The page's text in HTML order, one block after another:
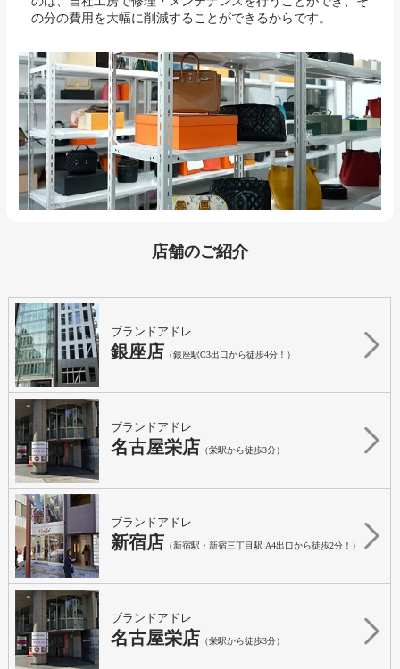
の分の費用を大幅に削減することができるからです。
店舗のご紹介
ブランドアドレ
銀座店 （銀座駅C3出口から徒歩4分！）
ブランドアドレ
名古屋栄店 （栄駅から徒歩3分）
ブランドアドレ
新宿店 （新宿駅・新宿三丁目駅 A4出口から徒歩2分！）
ブランドアドレ
名古屋栄店 （栄駅から徒歩3分）